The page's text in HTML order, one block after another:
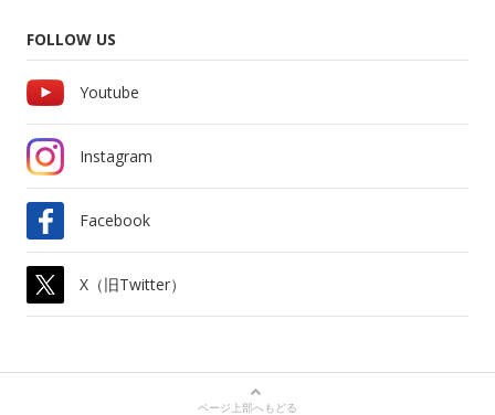
FOLLOW US
Youtube
Instagram
Facebook
X（旧Twitter）
ページ上部へもどる